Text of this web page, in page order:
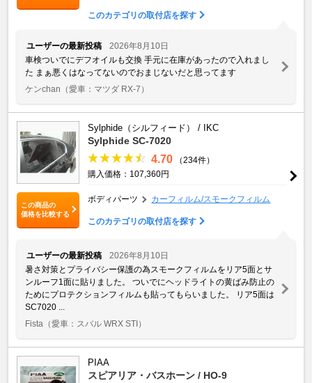
このカテゴリの取付店を探す
ユーザーの最新投稿
2026年8月10日
車検ついでにデフオイルも交換 手元に在庫があったので入れまし
た まぁ悪くはなってないのでおまじないだと思ってます
ケンchan （愛車：マツダ RX-7）
この商品の
価格を比較する
Sylphide（シルフィード） / IKC
Sylphide SC-7020
4.70
（234件）
購入価格：107,360円
ボディパーツ カーフィルム/スモークフィルム
このカテゴリの取付店を探す
ユーザーの最新投稿
2026年8月10日
暑さ対策とプライバシー保護の為スモークフィルムをリア5面とサ
ンルーフ1面に貼りました。 ついでにヘッドライトの黄ばみ防止の
ためにプロテクションフィルムも貼ってもらいました。 リア5面は
SC7020 ...
Fista （愛車：スバル WRX STI）
PIAA
スピアリア・バスホーン / HO-9